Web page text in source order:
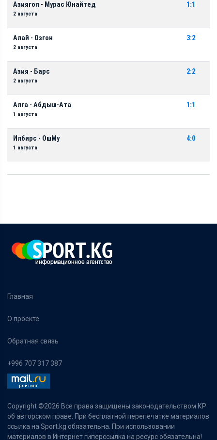
Азиягол - Мурас Юнайтед
2 августа
1:1
Алай - Озгон
2 августа
3:2
Азия - Барс
2 августа
2:2
Алга - Абдыш-Ата
1 августа
1:1
Илбирс - ОшМу
1 августа
4:0
Главная
О проекте
Обратная связь
+996 707 317 387
Copyright ©2026 Все права защищены законодательством КР
об авторском праве. При бесплатной перепечатке материалов
ссылка на Sport.kg обязательна. При использовании
материалов в Интернет гиперссылка на ресурс обязательна!